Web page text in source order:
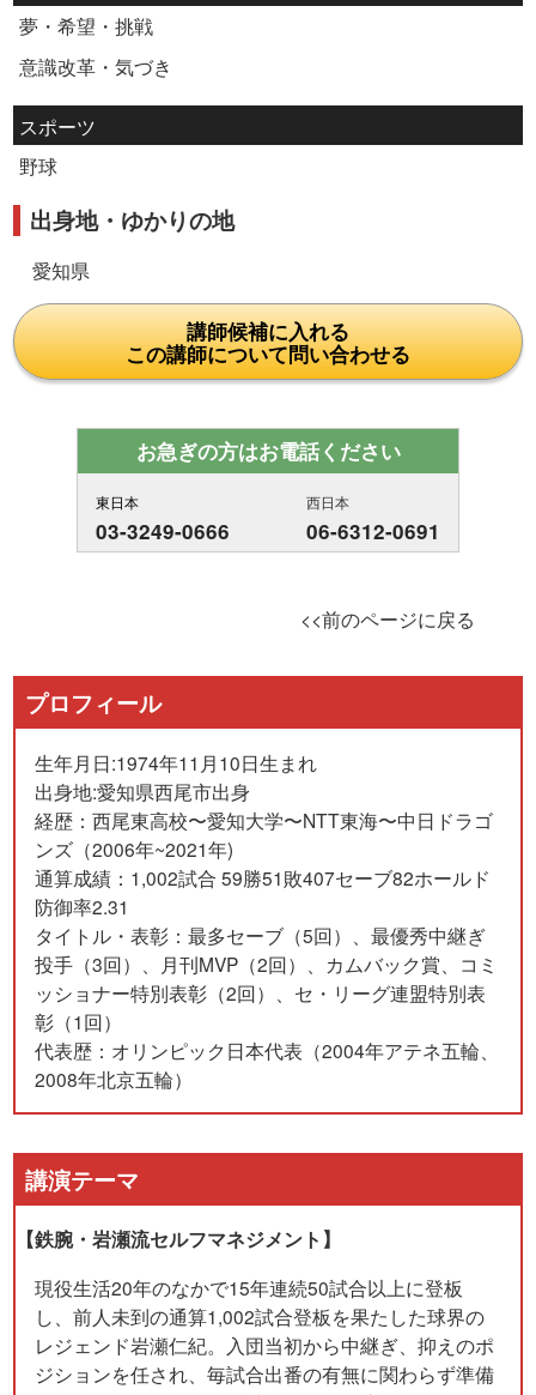
夢・希望・挑戦
意識改革・気づき
スポーツ
野球
出身地・ゆかりの地
愛知県
講師候補に入れる
この講師について問い合わせる
お急ぎの方はお電話ください
東日本
03-3249-0666
西日本
06-6312-0691
<<前のページに戻る
プロフィール
生年月日:1974年11月10日生まれ
出身地:愛知県西尾市出身
経歴：西尾東高校〜愛知大学〜NTT東海〜中日ドラゴ
ンズ（2006年~2021年)
通算成績：1,002試合 59勝51敗407セーブ82ホールド
防御率2.31
タイトル・表彰：最多セーブ（5回）、最優秀中継ぎ
投手（3回）、月刊MVP（2回）、カムバック賞、コミ
ッショナー特別表彰（2回）、セ・リーグ連盟特別表
彰（1回）
代表歴：オリンピック日本代表（2004年アテネ五輪、
2008年北京五輪）
講演テーマ
【鉄腕・岩瀬流セルフマネジメント】
現役生活20年のなかで15年連続50試合以上に登板
し、前人未到の通算1,002試合登板を果たした球界の
レジェンド岩瀬仁紀。 入団当初から中継ぎ、抑えのポ
ジションを任され、毎試合出番の有無に関わらず準備